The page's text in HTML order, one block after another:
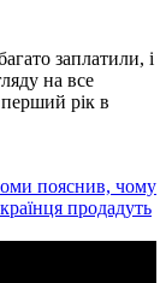
заплатили, і
на все
перший рік в
пояснив, чому
продадуть